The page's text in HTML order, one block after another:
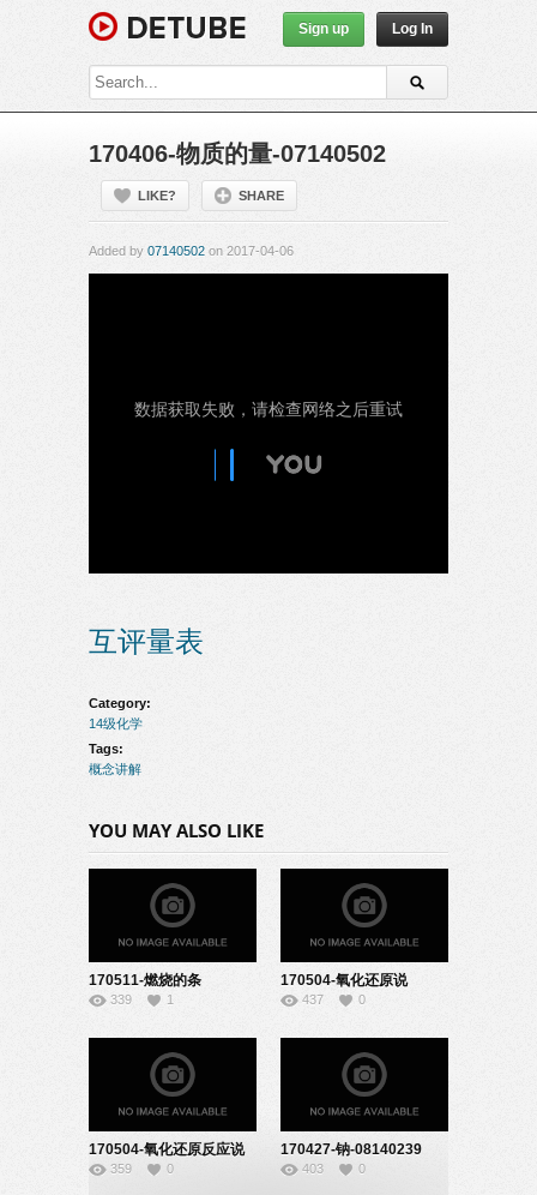
Sign up Log In
170406-物质的量-07140502
LIKE? SHARE
Added by 07140502 on 2017-04-06
互评量表
Category:
14级化学
Tags:
概念讲解
YOU MAY ALSO LIKE
170511-燃烧的条
件-22140829
339 1
170504-氧化还原说
课-04140107
437 0
170504-氧化还原反应说
课-08140239
359 0
170427-钠-08140239
403 0